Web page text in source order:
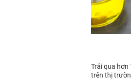
Trải qua
trên thị